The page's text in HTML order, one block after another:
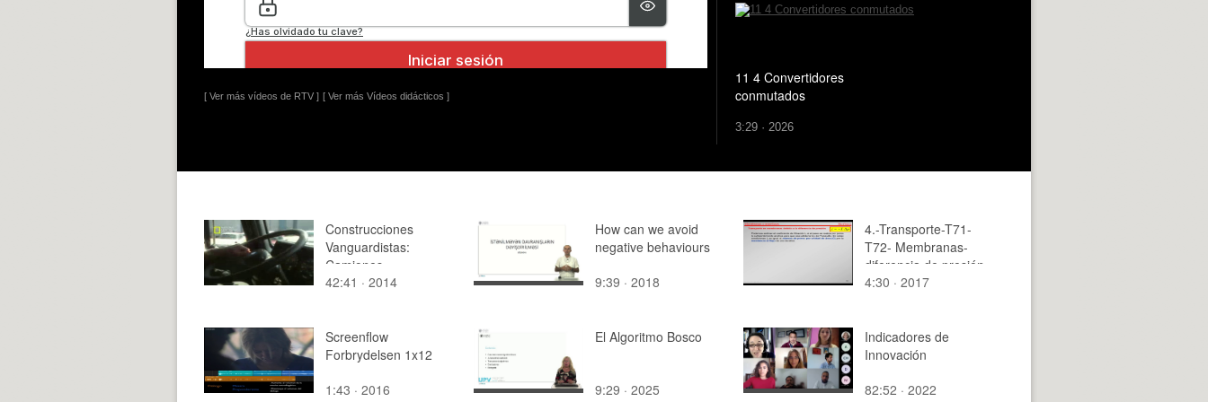
[ Ver más vídeos de RTV ] [ Ver más Vídeos didácticos ]
11 4 Convertidores
conmutados
3:29 · 2026
Construcciones
Vanguardistas:
Camiones
42:41 · 2014
How can we avoid
negative behaviours
9:39 · 2018
4.-Transporte-T71-
T72- Membranas-
diferencia de presión
4:30 · 2017
Screenflow
Forbrydelsen 1x12
1:43 · 2016
El Algoritmo Bosco
9:29 · 2025
Indicadores de
Innovación
82:52 · 2022